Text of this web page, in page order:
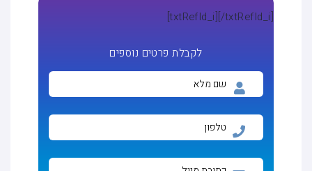
[txtRefId_i][/txtRefId_i]
לקבלת פרטים נוספים